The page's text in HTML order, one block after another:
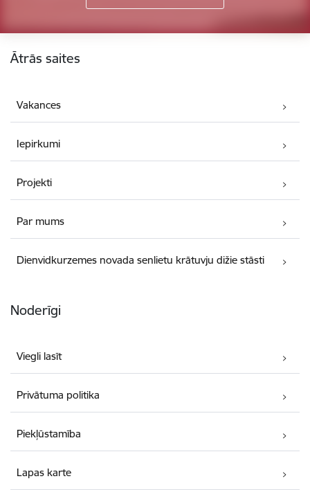
Ātrās saites
Vakances
Iepirkumi
Projekti
Par mums
Dienvidkurzemes novada senlietu krātuvju dižie stāsti
Noderīgi
Viegli lasīt
Privātuma politika
Piekļūstamība
Lapas karte